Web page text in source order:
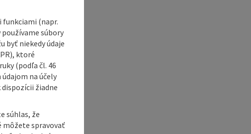
funkciami (napr.
súbory
byť niekedy údaje
ktoré
(podľa čl. 46
na účely
žiadne
súhlas, že
môžete spravovať